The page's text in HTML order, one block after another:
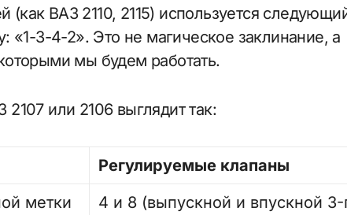
ВАЗ 2110, 2115) используется
«1-3-4-2». Это не магическое заклинание, а
мы будем работать.
или 2106 выглядит так:
Регулируемые клапаны
метки
4 и 8 (выпускной и впускной 3-